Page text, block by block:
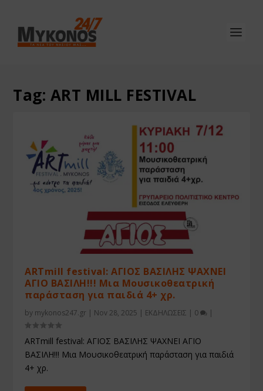
Tag: ART MILL FESTIVAL
ARTmill festival: ΑΓΙΟΣ ΒΑΣΙΛΗΣ ΨΑΧΝΕΙ
ΑΓΙΟ ΒΑΣΙΛΗ!!! Μια Μουσικοθεατρική
παράσταση για παιδιά 4+ χρ.
by mykonos247.gr | Nov 28, 2025 | ΕΚΔΗΛΩΣΕΙΣ | 0 |
ARTmill festival: ΑΓΙΟΣ ΒΑΣΙΛΗΣ ΨΑΧΝΕΙ ΑΓΙΟ
ΒΑΣΙΛΗ!!! Μια Μουσικοθεατρική παράσταση για παιδιά
4+ χρ.